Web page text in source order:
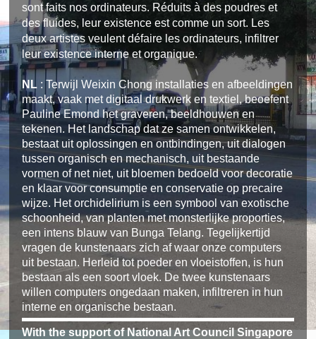
sont faits nos ordinateurs. Réduits à des poudres et
des fluides, leur existence est comme un sort. Les
deux artistes veulent défaire les ordinateurs, infiltrer
leur existence interne et organique.
NL : Terwijl Weixin Chong installaties en afbeeldingen
maakt, vaak met digitaal drukwerk en textiel, beoefent
Pauline Emond het graveren, beeldhouwen en
tekenen. Het landschap dat ze samen ontwikkelen,
bestaat uit oplossingen en ontbindingen, uit dialogen
tussen organisch en mechanisch, uit bestaande
vormen of net niet, uit bloemen bedoeld voor decoratie
en klaar voor consumptie en conservatie op precaire
wijze. Het orchidelirium is een symbool van exotische
schoonheid, van planten met monsterlijke proporties,
een intens blauw van Bunga Telang. Tegelijkertijd
vragen de kunstenaars zich af waar onze computers
uit bestaan. Herleid tot poeder en vloeistoffen, is hun
bestaan als een soort vloek. De twee kunstenaars
willen computers ongedaan maken, infiltreren in hun
interne en organische bestaan.
With the support of National Art Council Singapore